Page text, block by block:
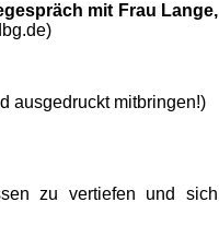
mit Frau Lange,
ausgedruckt mitbringen!)
zu vertiefen und sich